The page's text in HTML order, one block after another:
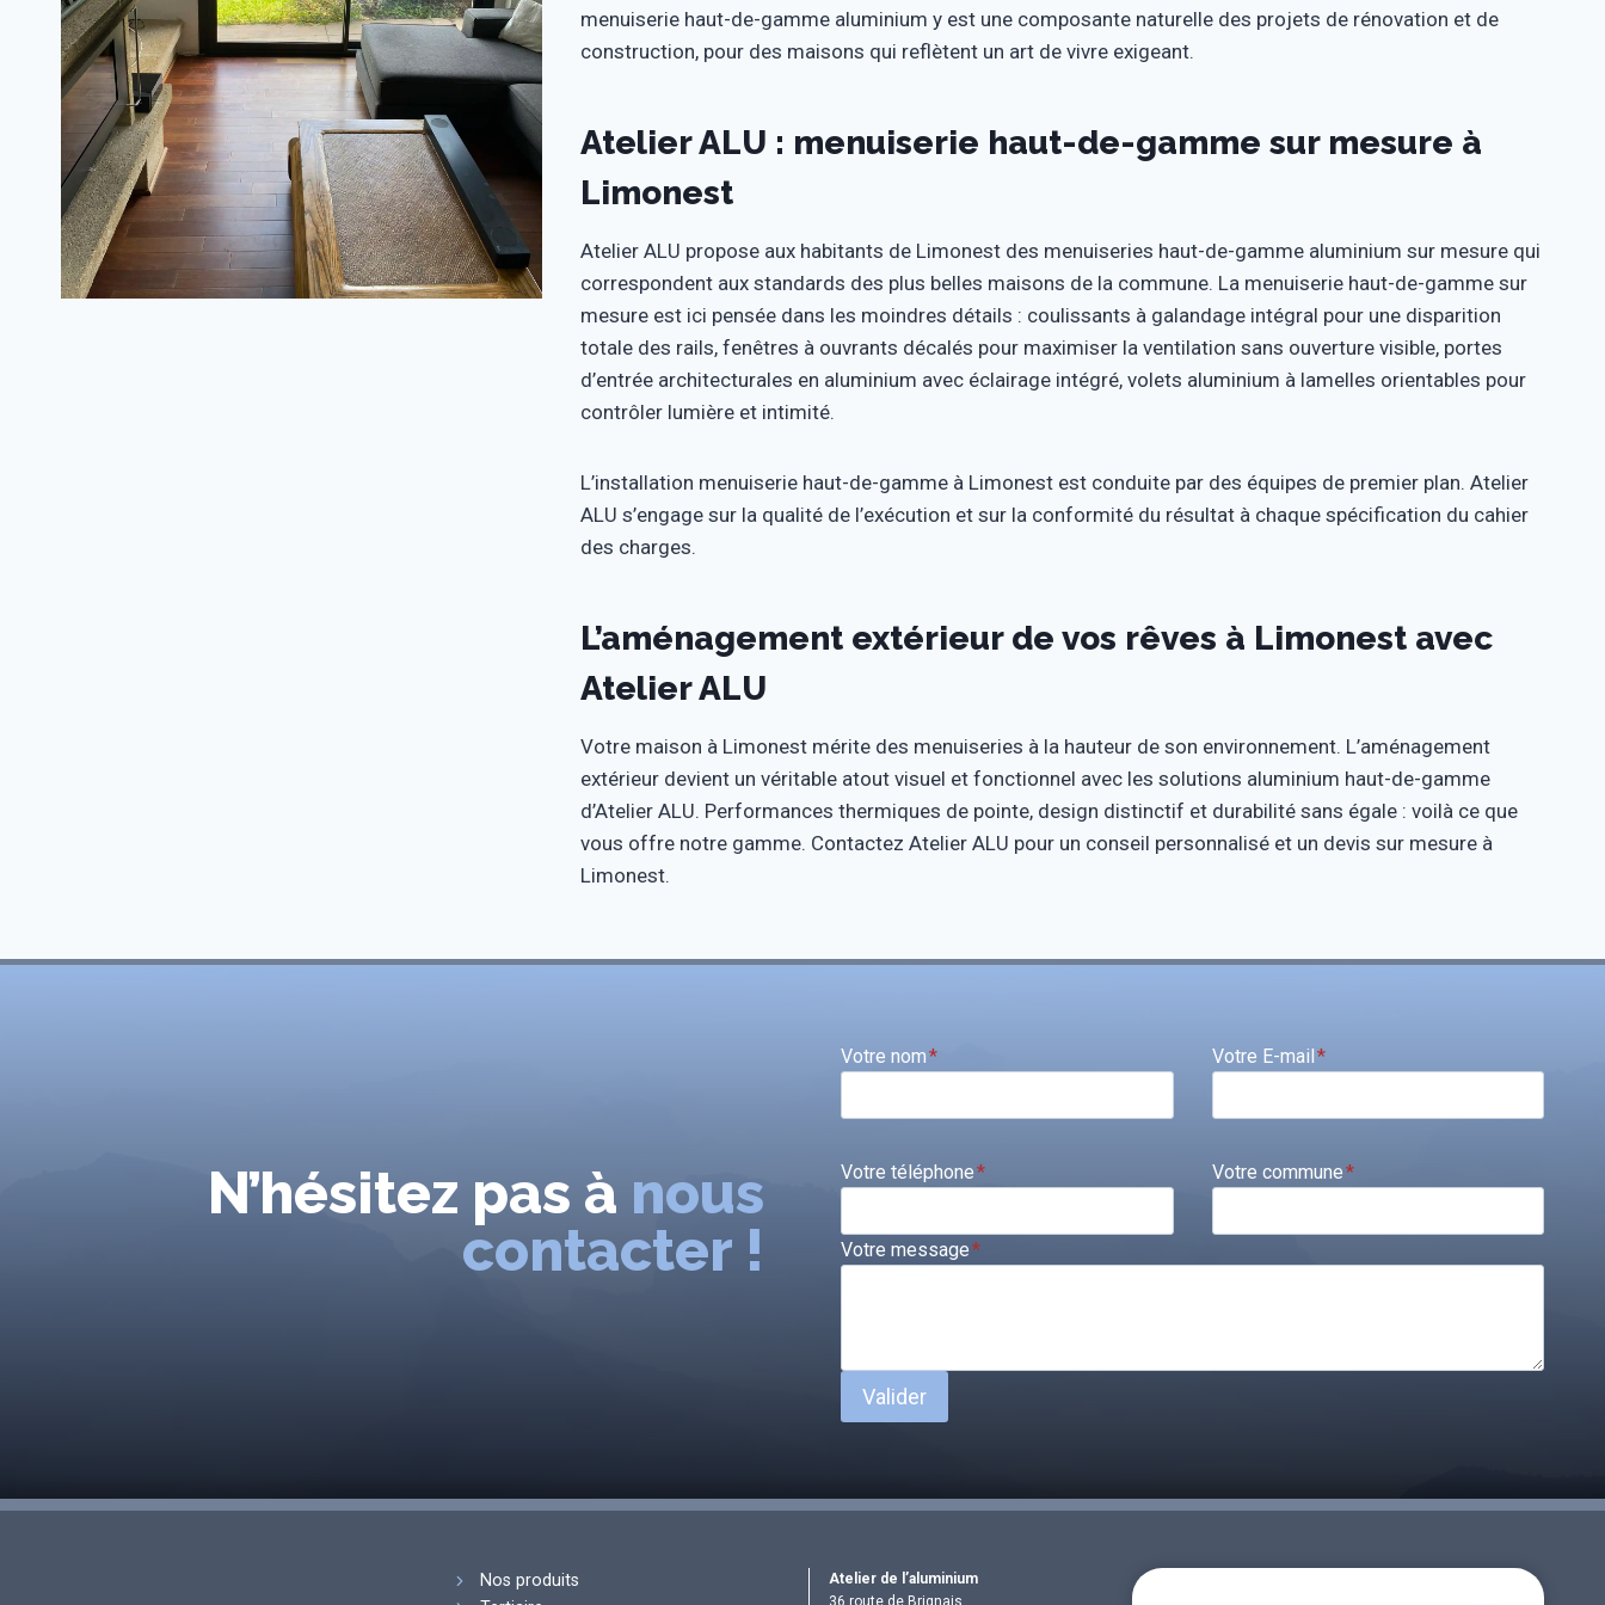
menuiserie haut-de-gamme aluminium y est une composante naturelle des projets de rénovation et de
construction, pour des maisons qui reflètent un art de vivre exigeant.
Atelier ALU : menuiserie haut-de-gamme sur mesure à
Limonest
Atelier ALU propose aux habitants de Limonest des menuiseries haut-de-gamme aluminium sur mesure qui
correspondent aux standards des plus belles maisons de la commune. La menuiserie haut-de-gamme sur
mesure est ici pensée dans les moindres détails : coulissants à galandage intégral pour une disparition
totale des rails, fenêtres à ouvrants décalés pour maximiser la ventilation sans ouverture visible, portes
d’entrée architecturales en aluminium avec éclairage intégré, volets aluminium à lamelles orientables pour
contrôler lumière et intimité.
L’installation menuiserie haut-de-gamme à Limonest est conduite par des équipes de premier plan. Atelier
ALU s’engage sur la qualité de l’exécution et sur la conformité du résultat à chaque spécification du cahier
des charges.
L’aménagement extérieur de vos rêves à Limonest avec
Atelier ALU
Votre maison à Limonest mérite des menuiseries à la hauteur de son environnement. L’aménagement
extérieur devient un véritable atout visuel et fonctionnel avec les solutions aluminium haut-de-gamme
d’Atelier ALU. Performances thermiques de pointe, design distinctif et durabilité sans égale : voilà ce que
vous offre notre gamme. Contactez Atelier ALU pour un conseil personnalisé et un devis sur mesure à
Limonest.
N’hésitez pas à nous
contacter !
Votre nom* Votre E-mail*
Votre téléphone* Votre commune*
Votre message*
Valider
Nos produits
Atelier de l’aluminium
36 route de Brignais